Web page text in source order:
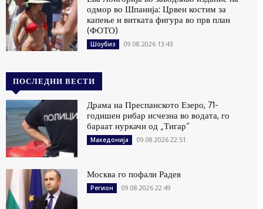
одмор во Шпанија: Црвен костим за
капење и витката фигура во прв план
(ФОТО)
Шоубиз 09.08.2026 13:43
ПОСЛЕДНИ ВЕСТИ
Драма на Преспанското Езеро, 71-
годишен рибар исчезна во водата, го
бараат нуркачи од „Тигар“
Македонија 09.08.2026 22:51
Москва го пофали Радев
Регион 09.08.2026 22:49